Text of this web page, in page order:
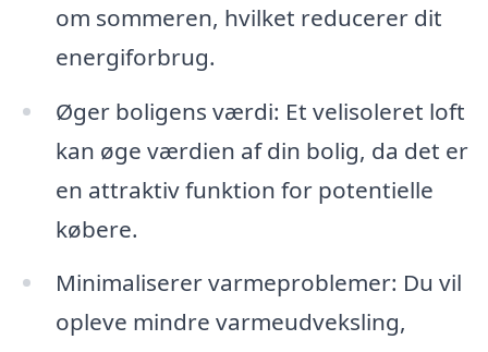
om sommeren, hvilket reducerer dit
energiforbrug.
Øger boligens værdi: Et velisoleret loft
kan øge værdien af din bolig, da det er
en attraktiv funktion for potentielle
købere.
Minimaliserer varmeproblemer: Du vil
opleve mindre varmeudveksling,